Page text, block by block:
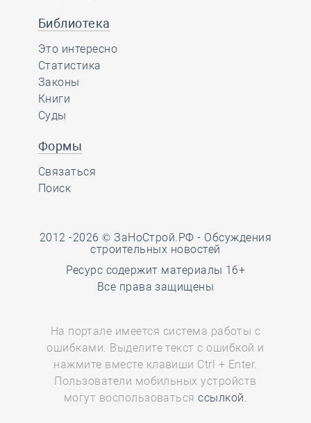
Библиотека
Это интересно
Статистика
Законы
Книги
Суды
Формы
Связаться
Поиск
2012 -2026 © ЗаНоСтрой.РФ - Обсуждения
строительных новостей
Ресурс содержит материалы 16+
Все права защищены
На портале имеется система работы с
ошибками. Выделите текст с ошибкой и
нажмите вместе клавиши Ctrl + Enter.
Пользователи мобильных устройств
могут воспользоватьсяссылкой.